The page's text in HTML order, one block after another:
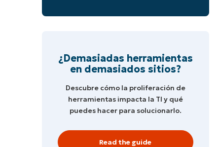
¿Demasiadas herramientas
en demasiados sitios?
Descubre cómo la proliferación de
herramientas impacta la TI y qué
puedes hacer para solucionarlo.
Read the guide